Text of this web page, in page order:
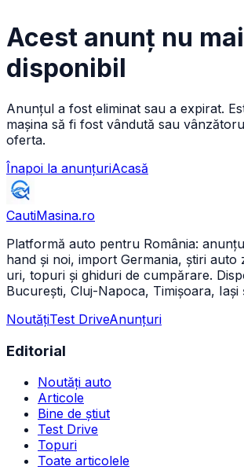
Acest anunț nu
disponibil
Anunțul a fost eliminat sau a expirat.
mașina să fi fost vândută sau
oferta.
Înapoi la anunțuriAcasă
CautiMasina.ro
Platformă auto pentru România:
hand și noi, import Germania, știri auto
uri, topuri și ghiduri de cumpărare.
București, Cluj-Napoca, Timișoara, Iași
NoutățiTest DriveAnunțuri
Editorial
Noutăți auto
Articole
Bine de știut
Test Drive
Topuri
Toate articolele